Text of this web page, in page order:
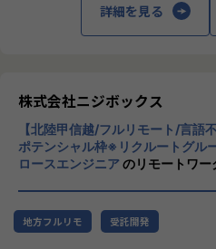
・データ基盤システム（データ
クトに関われる
・ただ開発するだけではなくプロ
ロダクト開発に関わることで、
けるプロダクトを開発できるスキ
・高いレベルのエンジニアと共に
環境がある
できる
私たちはこの言葉
す。
とらえること。
期待を大きく超え
すこと。皆さまが
きに、
真っ先にニジボッ
けることを目指し
詳細を見る
株式会社ニジボックス
【北陸甲信越/フルリモート/言語
ポテンシャル枠※リクルートグル
ロースエンジニアのリモートワー
地方フルリモ 受託開発